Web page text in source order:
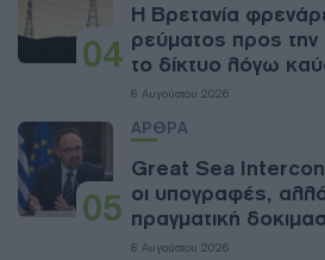
04
Η Βρετανία
ρεύματος προς
το δίκτυο λόγω
8 Αυγούστου 2026
05
ΑΡΘΡΑ
Great Sea
οι υπογραφές,
πραγματική
8 Αυγούστου 2026